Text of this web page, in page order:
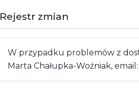
Rejestr zmian
W przypadku problemów z
Marta Chałupka-Woźniak, email: